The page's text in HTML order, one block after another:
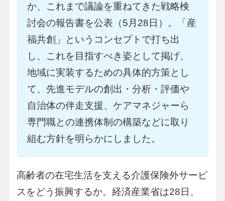
か、これまで議論を重ねてきた戦略検
討会の報告書を公表（5月28日）。「産
福共創」というコンセプトで打ち出
し、これを目指すべき姿として掲げ、
地域に実装するための具体的方策とし
て、先進モデルの創出・分析・評価や
自治体の伴走支援、ケアマネジャーら
専門職との連携体制の構築などに取り
組む方針を明らかにしました。
高齢者の在宅生活を支える介護保険外サービ
スをどう振興するか。経済産業省は28日、